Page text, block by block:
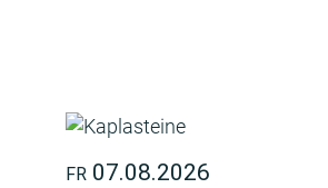
FR 07.08.2026